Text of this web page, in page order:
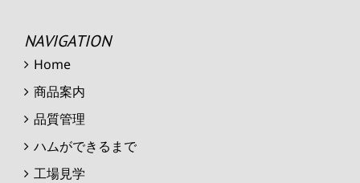
NAVIGATION
Home
商品案内
品質管理
ハムができるまで
工場見学